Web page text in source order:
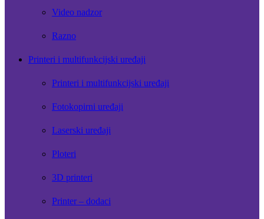
Video nadzor
Razno
Printeri i multifunkcijski uređaji
Printeri i multifunkcijski uređaji
Fotokopirni uređaji
Laserski uređaji
Ploteri
3D printeri
Printer – dodaci